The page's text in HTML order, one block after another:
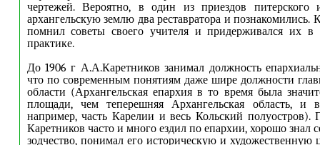
чертежей. Вероятно, в один из приездов питерского
архангельскую землю два реставратора и познакомились.
помнил советы своего учителя и придерживался их в
практике.
До 1906 г А.А.Каретников занимал должность
что по современным понятиям даже шире должности
области (Архангельская епархия в то время была
площади, чем теперешняя Архангельская область, и
например, часть Карелии и весь Кольский
Каретников часто и много ездил по епархии, хорошо знал
зодчество, понимал его историческую и художественную